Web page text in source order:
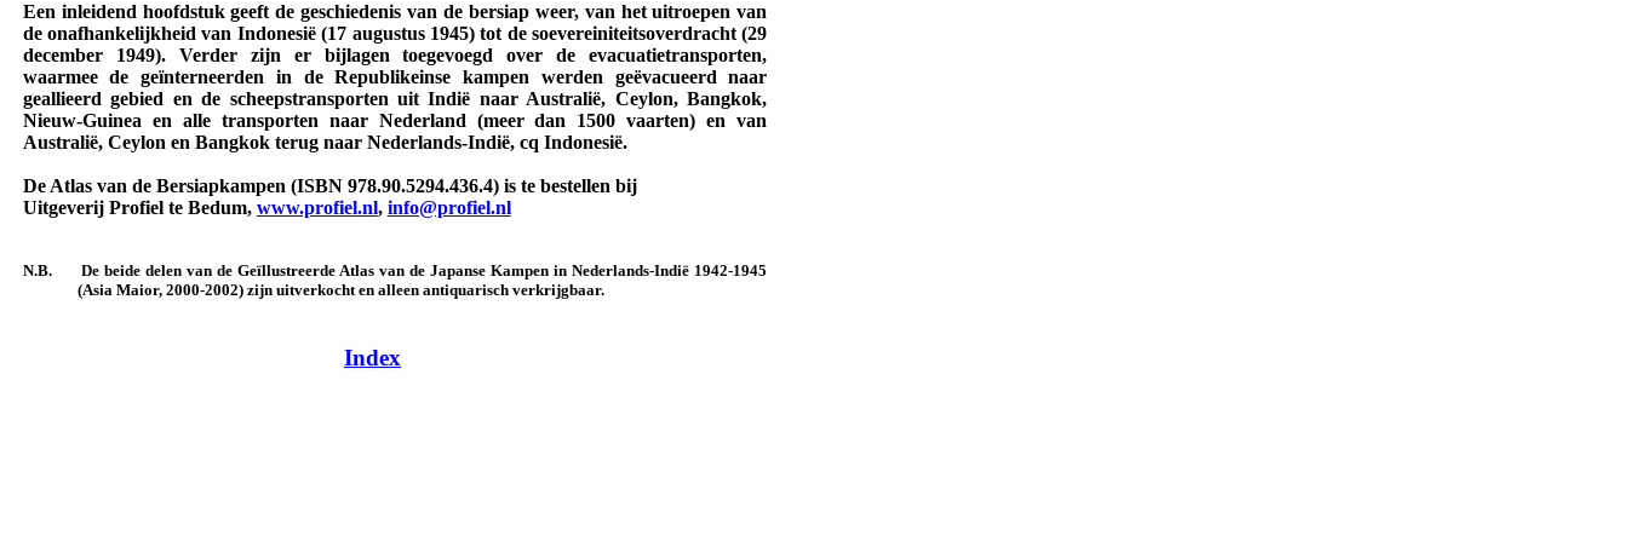
Een inleidend hoofdstuk geeft de geschiedenis van de bersiap weer, van het uitroepen van
de onaf­hankelijkheid van Indonesië (17 augustus 1945) tot de soevereini­teits­overdracht (29
december 1949). Verder zijn er bijlagen toegevoegd over de evacuatie­transporten,
waarmee de geïnterneerden in de Republikeinse kampen werden geëva­cueerd naar
geallieerd gebied en de scheepstransporten uit Indië naar Australië, Ceylon, Bangkok,
Nieuw-Guinea en alle transporten naar Nederland (meer dan 1500 vaarten) en van
Australië, Ceylon en Bangkok terug naar Nederlands-Indië, cq Indo­nesië.
De Atlas van de Bersiapkampen (ISBN 978.90.5294.436.4) is te bestellen bij
Uitgeverij Profiel te Bedum, www.profiel.nl, info@profiel.nl
N.B.
De beide delen van de Geïllustreerde Atlas van de Japanse Kampen in Nederlands-Indië 1942-1945
(Asia Maior, 2000-2002) zijn uitverkocht en alleen antiquarisch verkrijgbaar.
Index